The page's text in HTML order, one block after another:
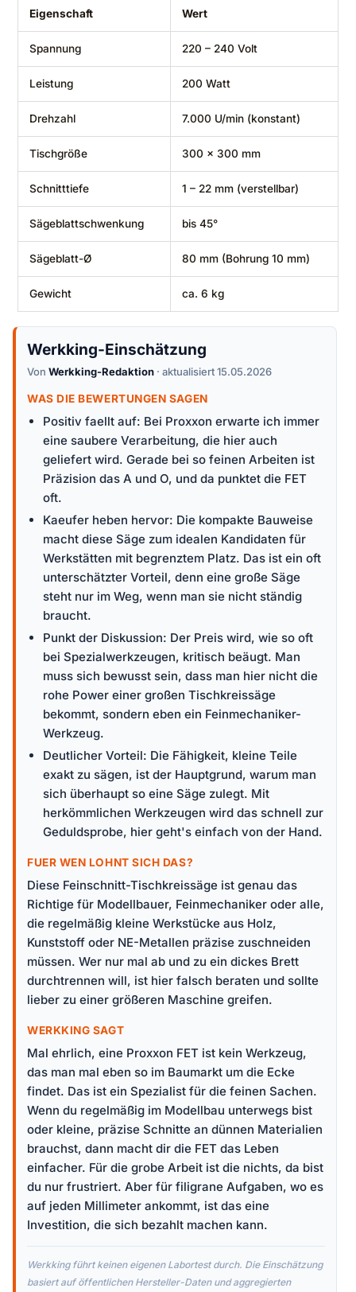
Eigenschaft Wert
Spannung 220 – 240 Volt
Leistung 200 Watt
Drehzahl 7.000 U/min (konstant)
Tischgröße 300 x 300 mm
Schnitttiefe 1 – 22 mm (verstellbar)
Sägeblattschwenkung bis 45°
Sägeblatt-Ø 80 mm (Bohrung 10 mm)
Gewicht ca. 6 kg
Werkking-Einschätzung
Von Werkking-Redaktion · aktualisiert 15.05.2026
WAS DIE BEWERTUNGEN SAGEN
Positiv faellt auf: Bei Proxxon erwarte ich immer
eine saubere Verarbeitung, die hier auch
geliefert wird. Gerade bei so feinen Arbeiten ist
Präzision das A und O, und da punktet die FET
oft.
Kaeufer heben hervor: Die kompakte Bauweise
macht diese Säge zum idealen Kandidaten für
Werkstätten mit begrenztem Platz. Das ist ein oft
unterschätzter Vorteil, denn eine große Säge
steht nur im Weg, wenn man sie nicht ständig
braucht.
Punkt der Diskussion: Der Preis wird, wie so oft
bei Spezialwerkzeugen, kritisch beäugt. Man
muss sich bewusst sein, dass man hier nicht die
rohe Power einer großen Tischkreissäge
bekommt, sondern eben ein Feinmechaniker-
Werkzeug.
Deutlicher Vorteil: Die Fähigkeit, kleine Teile
exakt zu sägen, ist der Hauptgrund, warum man
sich überhaupt so eine Säge zulegt. Mit
herkömmlichen Werkzeugen wird das schnell zur
Geduldsprobe, hier geht's einfach von der Hand.
FUER WEN LOHNT SICH DAS?
Diese Feinschnitt-Tischkreissäge ist genau das
Richtige für Modellbauer, Feinmechaniker oder alle,
die regelmäßig kleine Werkstücke aus Holz,
Kunststoff oder NE-Metallen präzise zuschneiden
müssen. Wer nur mal ab und zu ein dickes Brett
durchtrennen will, ist hier falsch beraten und sollte
lieber zu einer größeren Maschine greifen.
WERKKING SAGT
Mal ehrlich, eine Proxxon FET ist kein Werkzeug,
das man mal eben so im Baumarkt um die Ecke
findet. Das ist ein Spezialist für die feinen Sachen.
Wenn du regelmäßig im Modellbau unterwegs bist
oder kleine, präzise Schnitte an dünnen Materialien
brauchst, dann macht dir die FET das Leben
einfacher. Für die grobe Arbeit ist die nichts, da bist
du nur frustriert. Aber für filigrane Aufgaben, wo es
auf jeden Millimeter ankommt, ist das eine
Investition, die sich bezahlt machen kann.
Werkking führt keinen eigenen Labortest durch. Die Einschätzung
basiert auf öffentlichen Hersteller-Daten und aggregierten